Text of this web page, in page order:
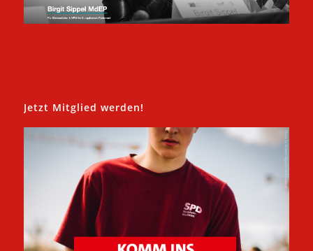
Jetzt Mitglied werden!